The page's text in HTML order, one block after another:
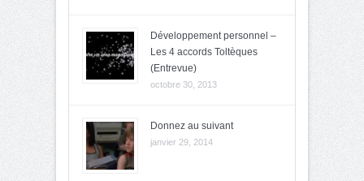
Développement personnel –
Les 4 accords Toltèques
(Entrevue)
octobre 30, 2013
Donnez au suivant
janvier 29, 2014